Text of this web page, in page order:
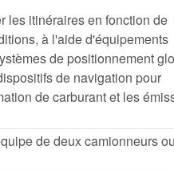
les itinéraires en fonction de
à l'aide d'équipements
de positionnement
de navigation pour
de carburant et les
de deux camionneurs